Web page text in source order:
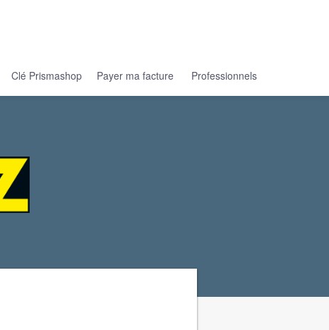
Clé Prismashop Payer ma facture Professionnels